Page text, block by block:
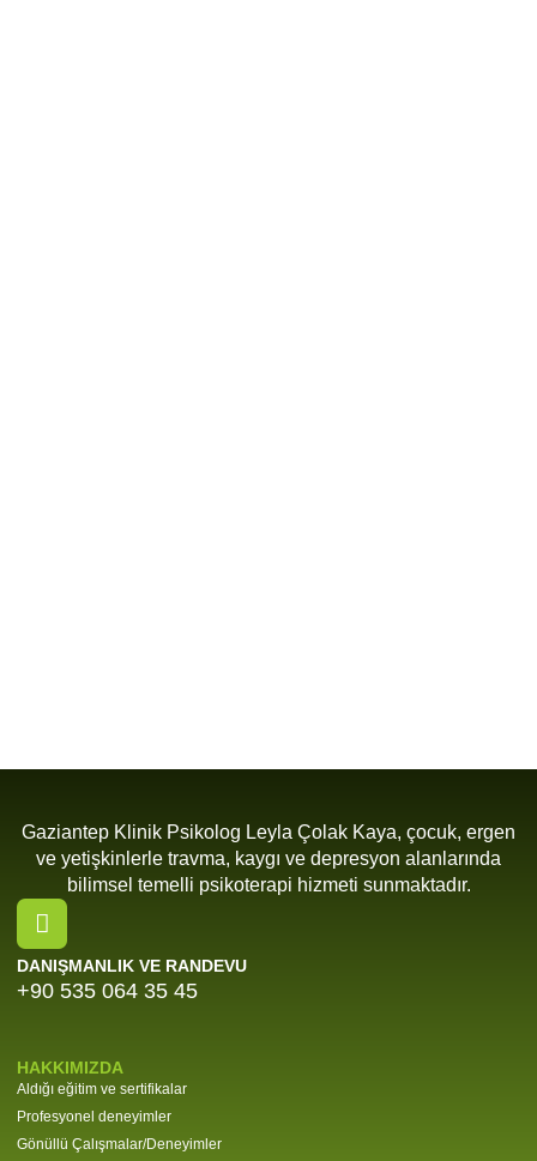
Gaziantep Klinik Psikolog Leyla Çolak Kaya, çocuk, ergen
ve yetişkinlerle travma, kaygı ve depresyon alanlarında
bilimsel temelli psikoterapi hizmeti sunmaktadır.
DANIŞMANLIK VE RANDEVU
+90 535 064 35 45
HAKKIMIZDA
Aldığı eğitim ve sertifikalar
Profesyonel deneyimler
Gönüllü Çalışmalar/Deneyimler